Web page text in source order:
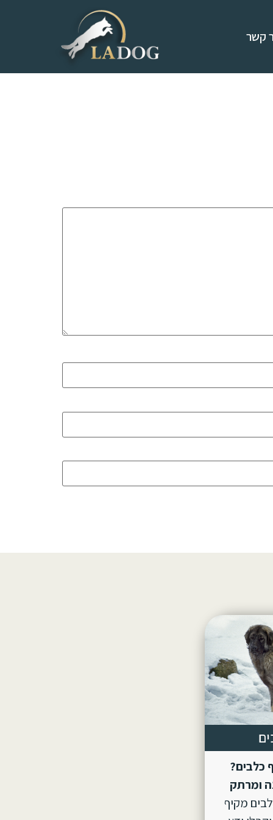
קשר
כלבים?
ומרתק
מקיף